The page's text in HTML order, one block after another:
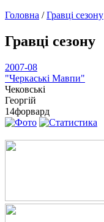
Головна /Гравці сезону
Гравці сезону
2007-08
"Черкаські Мавпи"
Чековські
Георгій
14форвард